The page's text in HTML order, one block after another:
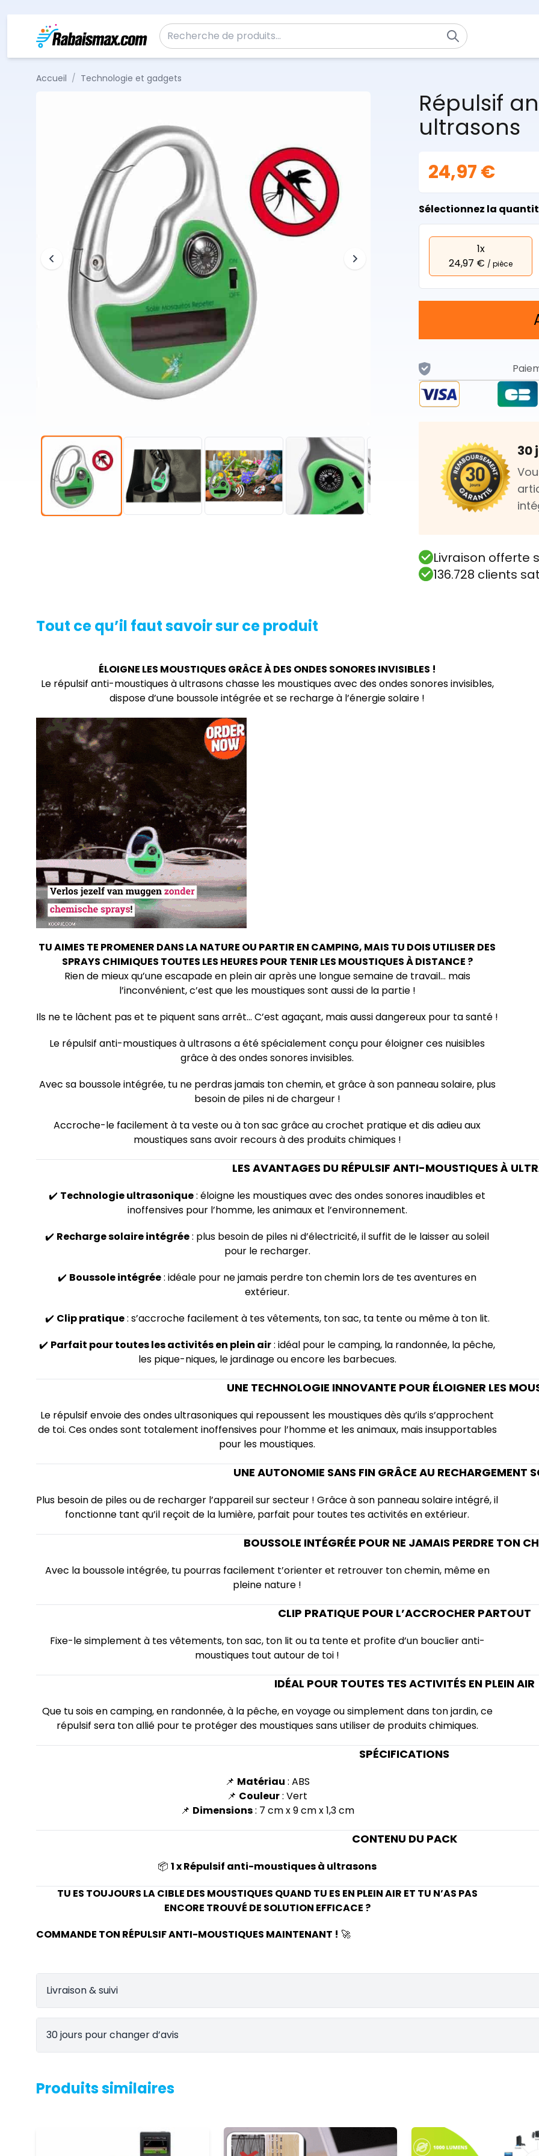
Recherche pour :
Accueil / Technologie et gadgets
Répulsif
ultrasons
24,97 €
Sélectionnez la
1x
24,97 € / pièce
30
Livraison offerte
136.728 clients
Tout ce qu’il faut savoir sur ce produit
ÉLOIGNE LES MOUSTIQUES GRÂCE À DES ONDES SONORES INVISIBLES !
Le répulsif anti-moustiques à ultrasons chasse les moustiques avec des ondes sonores invisibles,
dispose d’une boussole intégrée et se recharge à l’énergie solaire !
TU AIMES TE PROMENER DANS LA NATURE OU PARTIR EN CAMPING, MAIS TU DOIS UTILISER DES
SPRAYS CHIMIQUES TOUTES LES HEURES POUR TENIR LES MOUSTIQUES À DISTANCE ?
Rien de mieux qu’une escapade en plein air après une longue semaine de travail… mais
l’inconvénient, c’est que les moustiques sont aussi de la partie !
Ils ne te lâchent pas et te piquent sans arrêt… C’est agaçant, mais aussi dangereux pour ta santé !
Le répulsif anti-moustiques à ultrasons a été spécialement conçu pour éloigner ces nuisibles
grâce à des ondes sonores invisibles.
Avec sa boussole intégrée, tu ne perdras jamais ton chemin, et grâce à son panneau solaire, plus
besoin de piles ni de chargeur !
Accroche-le facilement à ta veste ou à ton sac grâce au crochet pratique et dis adieu aux
moustiques sans avoir recours à des produits chimiques !
LES AVANTAGES DU RÉPULSIF ANTI-MOUSTIQUES À
✔️ Technologie ultrasonique: éloigne les moustiques avec des ondes sonores inaudibles et
inoffensives pour l’homme, les animaux et l’environnement.
✔️ Recharge solaire intégrée: plus besoin de piles ni d’électricité, il suffit de le laisser au soleil
pour le recharger.
✔️ Boussole intégrée: idéale pour ne jamais perdre ton chemin lors de tes aventures en
extérieur.
✔️ Clip pratique: s’accroche facilement à tes vêtements, ton sac, ta tente ou même à ton lit.
✔️ Parfait pour toutes les activités en plein air: idéal pour le camping, la randonnée, la pêche,
les pique-niques, le jardinage ou encore les barbecues.
UNE TECHNOLOGIE INNOVANTE POUR ÉLOIGNER LES
Le répulsif envoie des ondes ultrasoniques qui repoussent les moustiques dès qu’ils s’approchent
de toi. Ces ondes sont totalement inoffensives pour l’homme et les animaux, mais insupportables
pour les moustiques.
UNE AUTONOMIE SANS FIN GRÂCE AU RECHARGEMENT
Plus besoin de piles ou de recharger l’appareil sur secteur ! Grâce à son panneau solaire intégré, il
fonctionne tant qu’il reçoit de la lumière, parfait pour toutes tes activités en extérieur.
BOUSSOLE INTÉGRÉE POUR NE JAMAIS PERDRE TON
Avec la boussole intégrée, tu pourras facilement t’orienter et retrouver ton chemin, même en
pleine nature !
CLIP PRATIQUE POUR L’ACCROCHER PARTOUT
Fixe-le simplement à tes vêtements, ton sac, ton lit ou ta tente et profite d’un bouclier anti-
moustiques tout autour de toi !
IDÉAL POUR TOUTES TES ACTIVITÉS EN PLEIN AIR
Que tu sois en camping, en randonnée, à la pêche, en voyage ou simplement dans ton jardin, ce
répulsif sera ton allié pour te protéger des moustiques sans utiliser de produits chimiques.
SPÉCIFICATIONS
📌 Matériau : ABS
📌 Couleur: Vert
📌 Dimensions: 7 cm x 9 cm x 1,3 cm
CONTENU DU PACK
📦 1 x Répulsif anti-moustiques à ultrasons
TU ES TOUJOURS LA CIBLE DES MOUSTIQUES QUAND TU ES EN PLEIN AIR ET TU N’AS PAS
ENCORE TROUVÉ DE SOLUTION EFFICACE ?
COMMANDE TON RÉPULSIF ANTI-MOUSTIQUES MAINTENANT ! 🚀
Livraison & suivi
30 jours pour changer d’avis
Produits similaires